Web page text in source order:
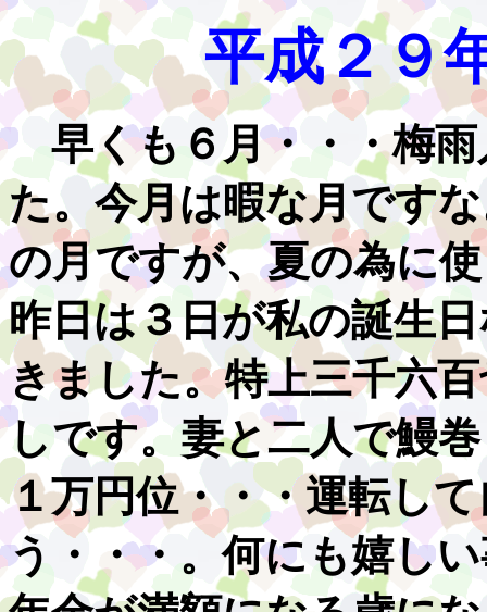
平成２９
早くも６月・・・梅
た。今月は暇な月です
の月ですが、夏の為に
昨日は３日が私の誕生
きました。特上三千六
しです。妻と二人で鰻
１万円位・・・運転し
う・・・。何にも嬉し